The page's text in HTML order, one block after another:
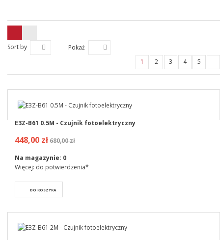
Sort by
Pokaż
1
2 3 4 5
E3Z-B61 0.5M - Czujnik fotoelektryczny
448,00 zł680,00 zł
Na magazynie: 0
Więcej: do potwierdzenia*
DO KOSZYKA